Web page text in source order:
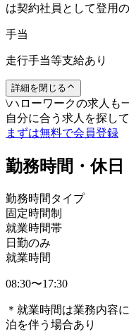
は契約社員として登用
手当
走行手当等支給あり
詳細を閉じる
\ハローワークの求人も
自分に合う求人を探し
まずは無料で会員登録
勤務時間・休日
勤務時間タイプ
固定時間制
就業時間帯
日勤のみ
就業時間
08:30〜17:30
＊就業時間は業務内容
泊を伴う場合あり